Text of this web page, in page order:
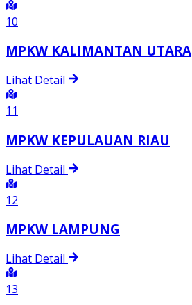
10
MPKW KALIMANTAN UTARA
Lihat Detail
11
MPKW KEPULAUAN RIAU
Lihat Detail
12
MPKW LAMPUNG
Lihat Detail
13